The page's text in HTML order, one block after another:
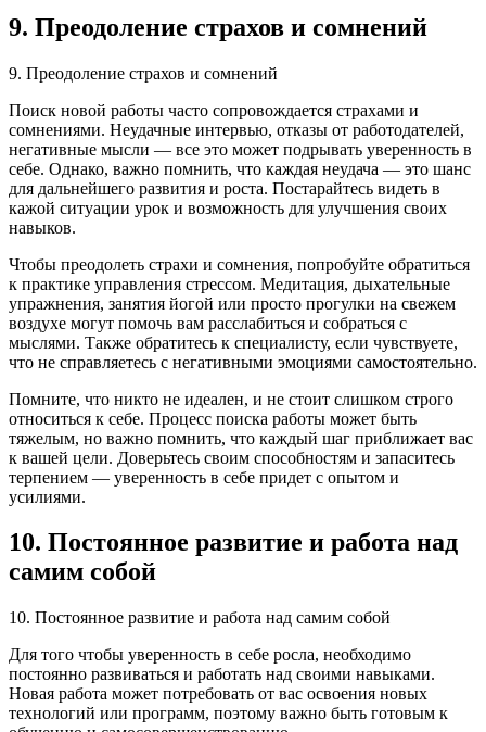
9. Преодоление страхов и сомнений
9. Преодоление страхов и сомнений
Поиск новой работы часто сопровождается страхами и
сомнениями. Неудачные интервью, отказы от работодателей,
негативные мысли — все это может подрывать уверенность в
себе. Однако, важно помнить, что каждая неудача — это шанс
для дальнейшего развития и роста. Постарайтесь видеть в
кажой ситуации урок и возможность для улучшения своих
навыков.
Чтобы преодолеть страхи и сомнения, попробуйте обратиться
к практике управления стрессом. Медитация, дыхательные
упражнения, занятия йогой или просто прогулки на свежем
воздухе могут помочь вам расслабиться и собраться с
мыслями. Также обратитесь к специалисту, если чувствуете,
что не справляетесь с негативными эмоциями самостоятельно.
Помните, что никто не идеален, и не стоит слишком строго
относиться к себе. Процесс поиска работы может быть
тяжелым, но важно помнить, что каждый шаг приближает вас
к вашей цели. Доверьтесь своим способностям и запаситесь
терпением — уверенность в себе придет с опытом и
усилиями.
10. Постоянное развитие и работа над
самим собой
10. Постоянное развитие и работа над самим собой
Для того чтобы уверенность в себе росла, необходимо
постоянно развиваться и работать над своими навыками.
Новая работа может потребовать от вас освоения новых
технологий или программ, поэтому важно быть готовым к